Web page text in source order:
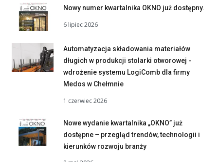
Nowy numer kwartalnika OKNO już dostępny.
6 lipiec 2026
Automatyzacja składowania materiałów
długich w produkcji stolarki otworowej -
wdrożenie systemu LogiComb dla firmy
Medos w Chełmnie
1 czerwiec 2026
Nowe wydanie kwartalnika „OKNO” już
dostępne – przegląd trendów, technologii i
kierunków rozwoju branży